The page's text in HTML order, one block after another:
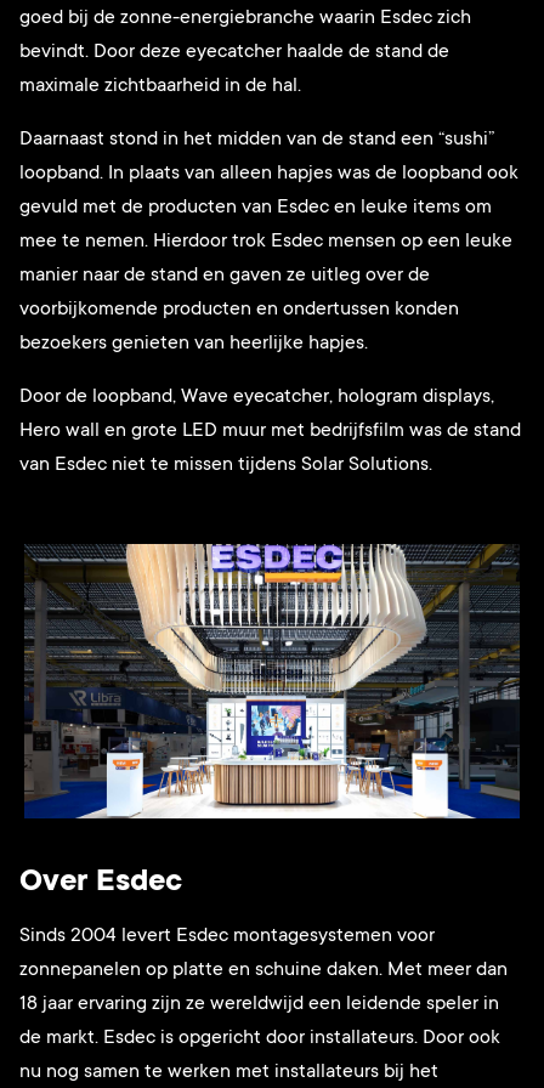
goed bij de zonne-energiebranche waarin Esdec zich
bevindt. Door deze eyecatcher haalde de stand de
maximale zichtbaarheid in de hal.
Daarnaast stond in het midden van de stand een “sushi”
loopband. In plaats van alleen hapjes was de loopband ook
gevuld met de producten van Esdec en leuke items om
mee te nemen. Hierdoor trok Esdec mensen op een leuke
manier naar de stand en gaven ze uitleg over de
voorbijkomende producten en ondertussen konden
bezoekers genieten van heerlijke hapjes.
Door de loopband, Wave eyecatcher, hologram displays,
Hero wall en grote LED muur met bedrijfsfilm was de stand
van Esdec niet te missen tijdens Solar Solutions.
Over Esdec
Sinds 2004 levert Esdec montagesystemen voor
zonnepanelen op platte en schuine daken. Met meer dan
18 jaar ervaring zijn ze wereldwijd een leidende speler in
de markt. Esdec is opgericht door installateurs. Door ook
nu nog samen te werken met installateurs bij het